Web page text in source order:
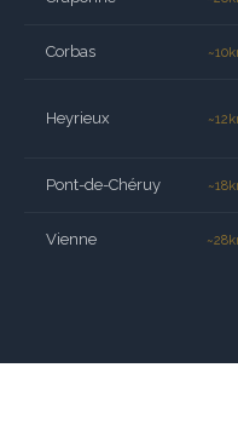
Corbas
Heyrieux
Pont-de-Chéruy
Vienne